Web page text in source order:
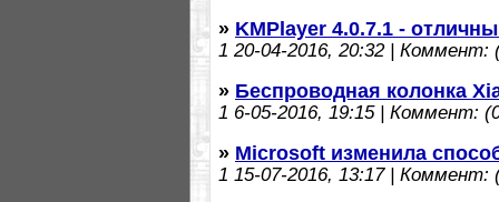
» KMPlayer 4.0.7.1 -
1 20-04-2016, 20:32 | Коммент:
» Беспроводная колонка
1 6-05-2016, 19:15 | Коммент:
» Microsoft изменила
1 15-07-2016, 13:17 | Коммент: